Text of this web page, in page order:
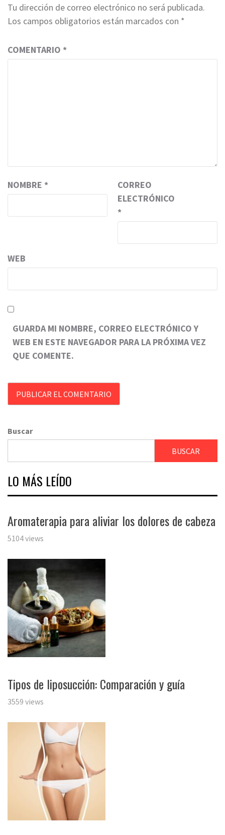
Tu dirección de correo electrónico no será publicada.
Los campos obligatorios están marcados con *
COMENTARIO *
NOMBRE *
CORREO
ELECTRÓNICO
*
WEB
GUARDA MI NOMBRE, CORREO ELECTRÓNICO Y
WEB EN ESTE NAVEGADOR PARA LA PRÓXIMA VEZ
QUE COMENTE.
Buscar
BUSCAR
LO MÁS LEÍDO
Aromaterapia para aliviar los dolores de cabeza
5104 views
Tipos de liposucción: Comparación y guía
3559 views